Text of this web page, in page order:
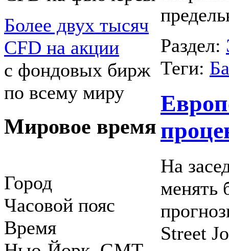
Более двух тысяч
CFD на акции
с фондовых бирж
по всему миру
Мировое время
Город
Часовой пояс
Время
Раздел:
Теги:
На
менять
Street